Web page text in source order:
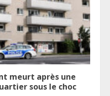
meurt après une
sous le choc